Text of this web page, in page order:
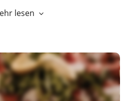
lesen